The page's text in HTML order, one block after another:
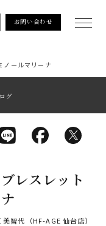
お問い合わせ
ノールマリーナ
グ
レスレット
美智代（HF-AGE 仙台店）